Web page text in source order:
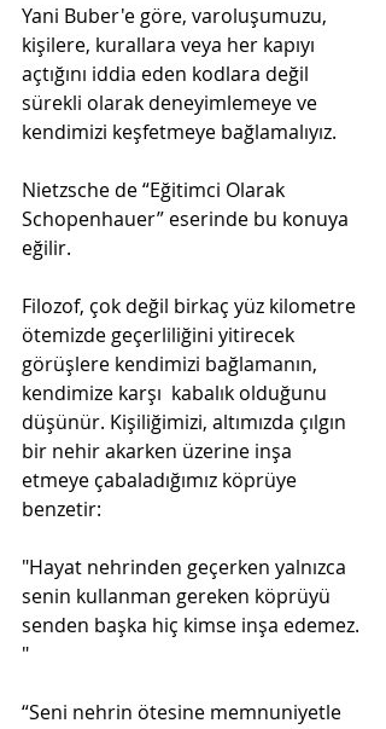
Yani Buber'e göre, varoluşumuzu,
kişilere, kurallara veya her kapıyı
açtığını iddia eden kodlara değil
sürekli olarak deneyimlemeye ve
kendimizi keşfetmeye bağlamalıyız.
Nietzsche de “Eğitimci Olarak
Schopenhauer” eserinde bu konuya
eğilir.
Filozof, çok değil birkaç yüz kilometre
ötemizde geçerliliğini yitirecek
görüşlere kendimizi bağlamanın,
kendimize karşı  kabalık olduğunu
düşünür. Kişiliğimizi, altımızda çılgın
bir nehir akarken üzerine inşa
etmeye çabaladığımız köprüye
benzetir:
"Hayat nehrinden geçerken yalnızca
senin kullanman gereken köprüyü
senden başka hiç kimse inşa edemez.
"
“Seni nehrin ötesine memnuniyetle